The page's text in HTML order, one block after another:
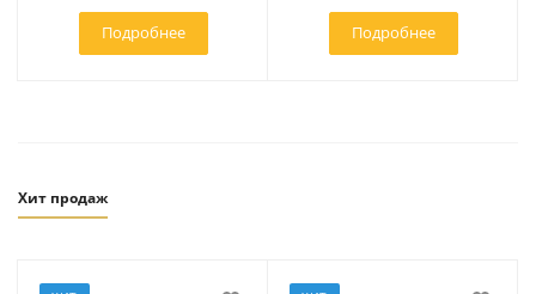
Подробнее Подробнее
Хит продаж